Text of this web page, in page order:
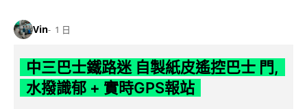
Vin 1 日
中三巴士鐵路迷 自製紙皮遙控巴士 門,
水撥識郁 + 實時GPS報站